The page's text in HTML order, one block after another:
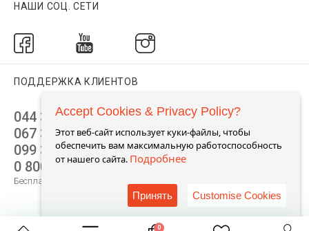
НАШИ СОЦ. СЕТИ
ПОДДЕРЖКА КЛИЕНТОВ
044 392 44 45
067 344 14 44 (viber)
099 399 23 80
0 800 305 805
Бесплатно по Украине
0
Accept Cookies & Privacy Policy?
Этот веб-сайт использует куки-файлы, чтобы
обеспечить вам максимальную работоспособность
от нашего сайта. Подробнее
Принять Customise Cookies